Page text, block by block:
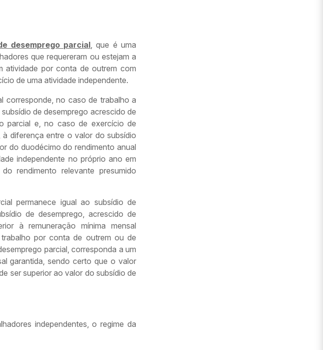
desemprego parcial, que é uma
que requereram ou estejam a
atividade por conta de outrem com
de uma atividade independente.
corresponde, no caso de trabalho a
de desemprego acrescido de
parcial e, no caso de exercício de
diferença entre o valor do subsídio
do duodécimo do rendimento anual
independente no próprio ano em
rendimento relevante presumido
permanece igual ao subsídio de
de desemprego, acrescido de
à remuneração mínima mensal
por conta de outrem ou de
parcial, corresponda a um
garantida, sendo certo que o valor
ser superior ao valor do subsídio de
independentes, o regime da